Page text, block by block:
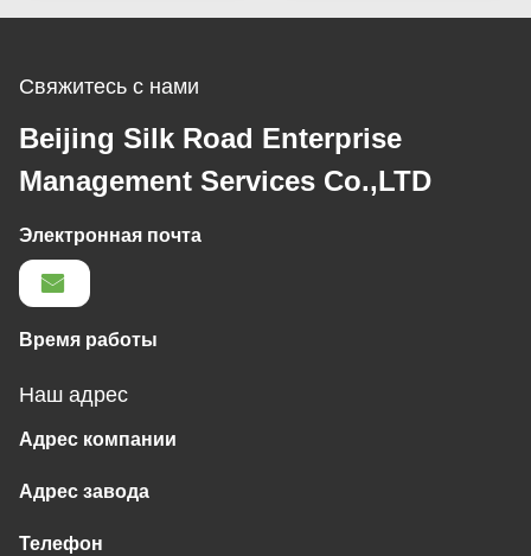
Свяжитесь с нами
Beijing Silk Road Enterprise
Management Services Co.,LTD
Электронная почта
Время работы
Наш адрес
Адрес компании
Адрес завода
Телефон